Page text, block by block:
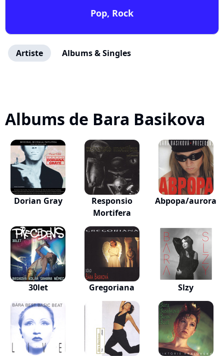
Pop, Rock
Artiste Albums & Singles
Albums de Bara Basikova
Dorian Gray
Responsio
Mortifera
Abpopa/aurora
30let Gregoriana Slzy